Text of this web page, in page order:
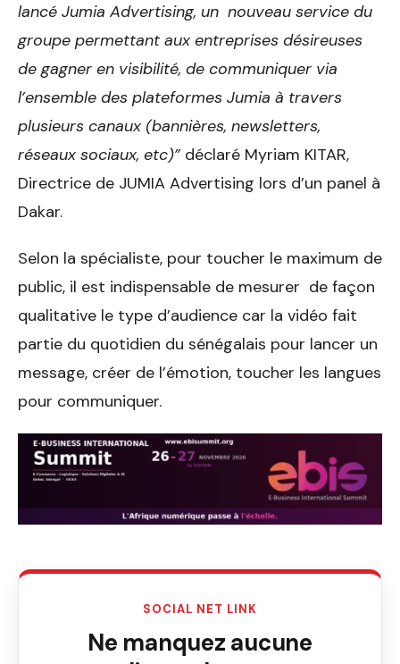
lancé Jumia Advertising, un nouveau service du
groupe permettant aux entreprises désireuses
de gagner en visibilité, de communiquer via
l’ensemble des plateformes Jumia à travers
plusieurs canaux (bannières, newsletters,
réseaux sociaux, etc)”déclaré Myriam KITAR,
Directrice de JUMIA Advertising lors d’un panel à
Dakar.
Selon la spécialiste, pour toucher le maximum de
public, il est indispensable de mesurer de façon
qualitative le type d’audience car la vidéo fait
partie du quotidien du sénégalais pour lancer un
message, créer de l’émotion, toucher les langues
pour communiquer.
SOCIAL NET LINK
Ne manquez aucune